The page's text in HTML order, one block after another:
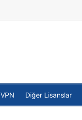
VPN Diğer Lisanslar